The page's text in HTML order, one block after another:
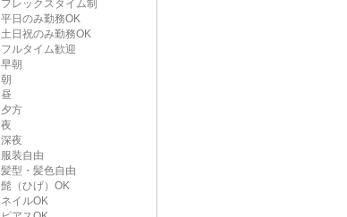
フレックスタイム制
平日のみ勤務OK
土日祝のみ勤務OK
フルタイム歓迎
早朝
朝
昼
夕方
夜
深夜
服装自由
髪型・髪色自由
髭（ひげ）OK
ネイルOK